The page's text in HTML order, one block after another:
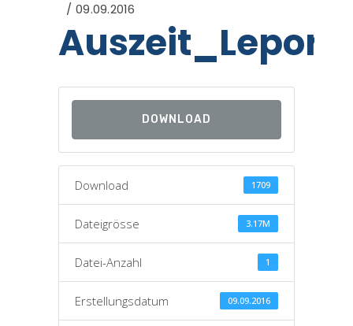
09.09.2016
DOWNLOAD
Download 1709
Dateigrösse 3.17M
Datei-Anzahl 1
Erstellungsdatum 09.09.2016